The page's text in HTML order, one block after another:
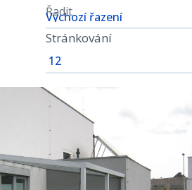
Řadit
Stránkování